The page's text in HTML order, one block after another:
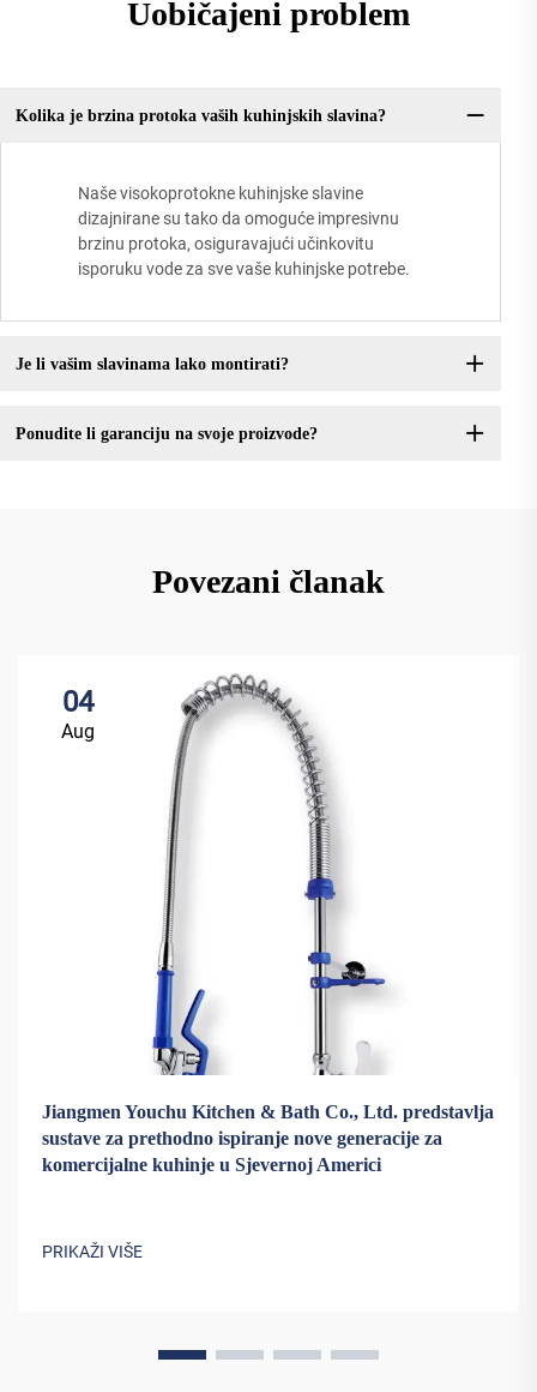
Uobičajeni problem
Kolika je brzina protoka vaših kuhinjskih slavina?
Naše visokoprotokne kuhinjske slavine
dizajnirane su tako da omoguće impresivnu
brzinu protoka, osiguravajući učinkovitu
isporuku vode za sve vaše kuhinjske potrebe.
Je li vašim slavinama lako montirati?
Ponudite li garanciju na svoje proizvode?
Povezani članak
04
Aug
Jiangmen Youchu Kitchen & Bath Co., Ltd. predstavlja
sustave za prethodno ispiranje nove generacije za
komercijalne kuhinje u Sjevernoj Americi
PRIKAŽI VIŠE